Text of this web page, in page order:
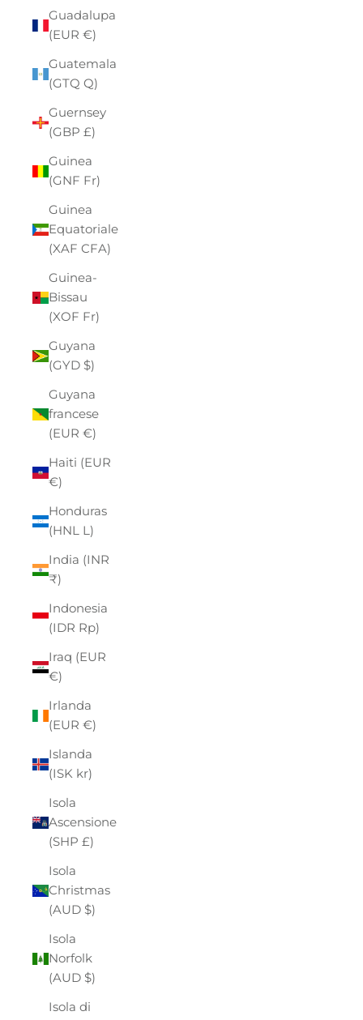
Guadalupa
(EUR €)
Guatemala
(GTQ Q)
Guernsey
(GBP £)
Guinea
(GNF Fr)
Guinea
Equatoriale
(XAF CFA)
Guinea-
Bissau
(XOF Fr)
Guyana
(GYD $)
Guyana
francese
(EUR €)
Haiti (EUR
€)
Honduras
(HNL L)
India (INR
₹)
Indonesia
(IDR Rp)
Iraq (EUR
€)
Irlanda
(EUR €)
Islanda
(ISK kr)
Isola
Ascensione
(SHP £)
Isola
Christmas
(AUD $)
Isola
Norfolk
(AUD $)
Isola di